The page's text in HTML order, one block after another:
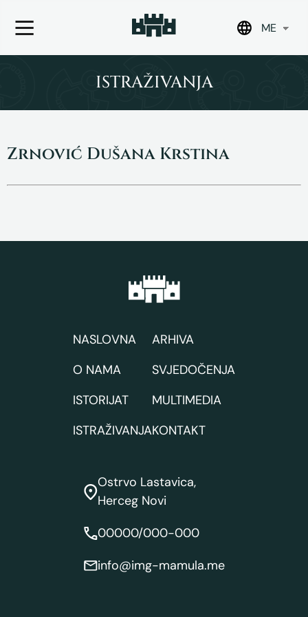
ME
ISTRAŽIVANJA
Zrnović Dušana Krstina
NASLOVNA
O NAMA
ISTORIJAT
ISTRAŽIVANJA
ARHIVA
SVJEDOČENJA
MULTIMEDIA
KONTAKT
Ostrvo Lastavica,
Herceg Novi
00000/000-000
info@img-mamula.me